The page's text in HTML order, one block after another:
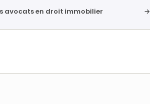
avocats en droit immobilier →